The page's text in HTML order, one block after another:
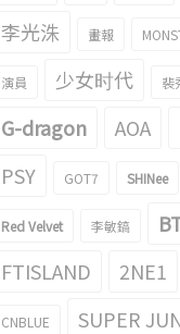
李光洙 畫報
演員 少女时代 裴
G-dragon AOA
PSY
GOT7 SHINee
Red Velvet 李敏鎬
FTISLAND
2NE1
CNBLUE SUPER